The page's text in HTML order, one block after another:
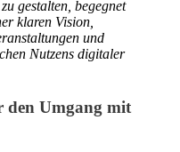
gestalten, begegnet
klaren Vision,
und
Nutzens digitaler
den Umgang mit